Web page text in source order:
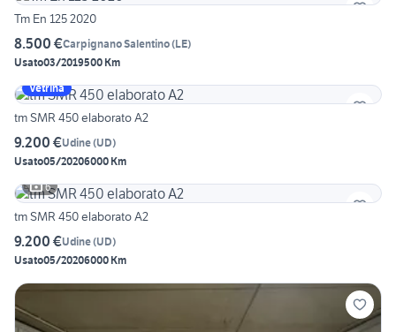
Tm En 125 2020
8.500 €Carpignano Salentino(LE)
Usato03/2019500 Km
Vetrina
tm SMR 450 elaborato A2
9.200 €Udine(UD)
Usato05/20206000 Km
6
tm SMR 450 elaborato A2
9.200 €Udine(UD)
Usato05/20206000 Km